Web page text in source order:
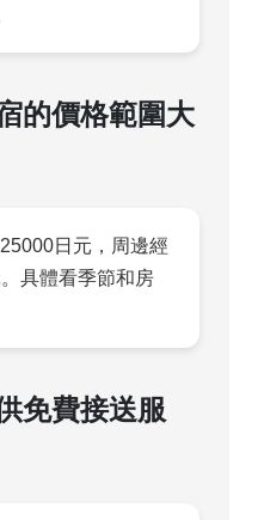
的價格範圍大
日元，周邊經
具體看季節和房
免費接送服